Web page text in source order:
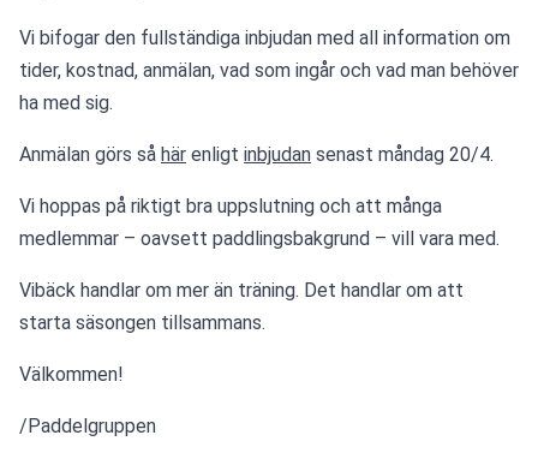
Vi bifogar den fullständiga inbjudan med all information om
tider, kostnad, anmälan, vad som ingår och vad man behöver
ha med sig.
Anmälan görs så här enligt inbjudan senast måndag 20/4.
Vi hoppas på riktigt bra uppslutning och att många
medlemmar – oavsett paddlingsbakgrund – vill vara med.
Vibäck handlar om mer än träning. Det handlar om att
starta säsongen tillsammans.
Välkommen!
/Paddelgruppen